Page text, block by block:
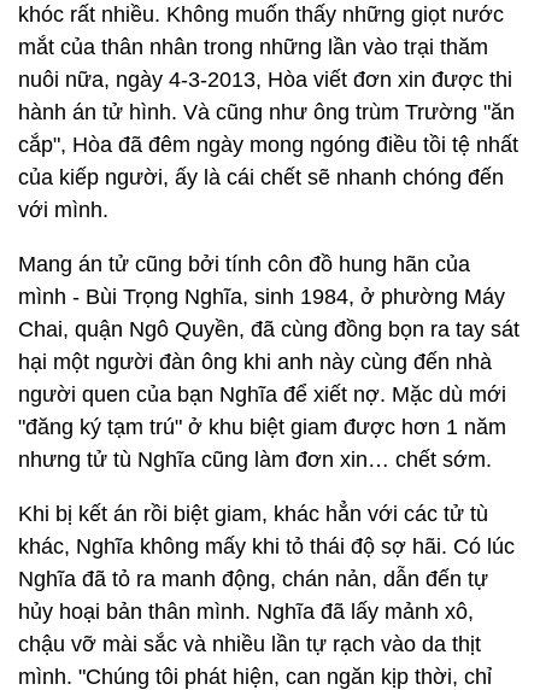
khóc rất nhiều. Không muốn thấy những giọt nước
mắt của thân nhân trong những lần vào trại thăm
nuôi nữa, ngày 4-3-2013, Hòa viết đơn xin được thi
hành án tử hình. Và cũng như ông trùm Trường "ăn
cắp", Hòa đã đêm ngày mong ngóng điều tồi tệ nhất
của kiếp người, ấy là cái chết sẽ nhanh chóng đến
với mình.
Mang án tử cũng bởi tính côn đồ hung hãn của
mình - Bùi Trọng Nghĩa, sinh 1984, ở phường Máy
Chai, quận Ngô Quyền, đã cùng đồng bọn ra tay sát
hại một người đàn ông khi anh này cùng đến nhà
người quen của bạn Nghĩa để xiết nợ. Mặc dù mới
"đăng ký tạm trú" ở khu biệt giam được hơn 1 năm
nhưng tử tù Nghĩa cũng làm đơn xin… chết sớm.
Khi bị kết án rồi biệt giam, khác hẳn với các tử tù
khác, Nghĩa không mấy khi tỏ thái độ sợ hãi. Có lúc
Nghĩa đã tỏ ra manh động, chán nản, dẫn đến tự
hủy hoại bản thân mình. Nghĩa đã lấy mảnh xô,
chậu vỡ mài sắc và nhiều lần tự rạch vào da thịt
mình. "Chúng tôi phát hiện, can ngăn kịp thời, chỉ